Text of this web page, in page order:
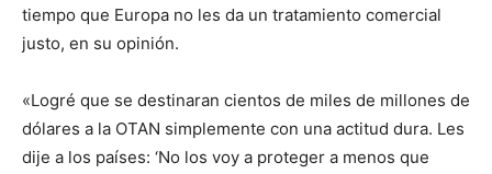
tiempo que Europa no les da un tratamiento comercial
justo, en su opinión.
«Logré que se destinaran cientos de miles de millones de
dólares a la OTAN simplemente con una actitud dura. Les
dije a los países: ‘No los voy a proteger a menos que